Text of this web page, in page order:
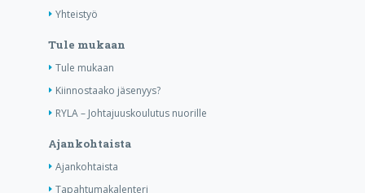
Yhteistyö
Tule mukaan
Tule mukaan
Kiinnostaako jäsenyys?
RYLA – Johtajuuskoulutus nuorille
Ajankohtaista
Ajankohtaista
Tapahtumakalenteri